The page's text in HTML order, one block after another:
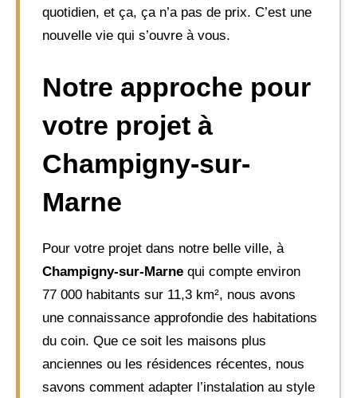
quotidien, et ça, ça n’a pas de prix. C’est une
nouvelle vie qui s’ouvre à vous.
Notre approche pour
votre projet à
Champigny-sur-
Marne
Pour votre projet dans notre belle ville, à
Champigny-sur-Marne qui compte environ
77 000 habitants sur 11,3 km², nous avons
une connaissance approfondie des habitations
du coin. Que ce soit les maisons plus
anciennes ou les résidences récentes, nous
savons comment adapter l’instalation au style